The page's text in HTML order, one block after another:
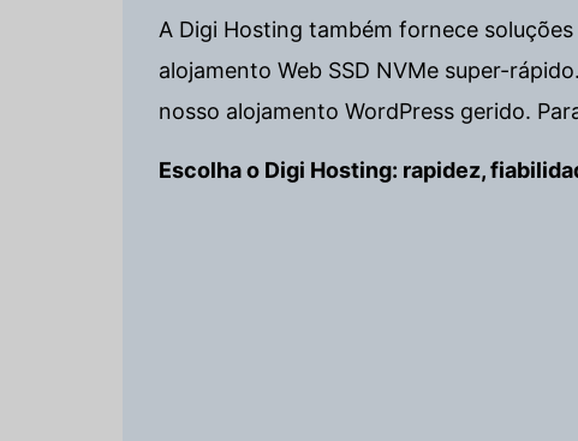
A Digi Hosting também fornece
alojamento Web SSD NVMe super-
nosso alojamento WordPress gerido.
Escolha o Digi Hosting: rapidez,